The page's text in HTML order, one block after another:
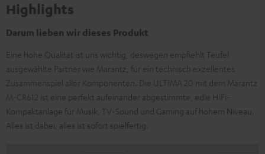
Highlights
Darum lieben wir dieses Produkt
Eine hohe Qualität ist uns wichtig, deswegen empfiehlt Teufel
ausgewählte Partner wie Marantz, für ein technisch exzellentes
Zusammenspiel aller Komponenten. Die ULTIMA 20 mit dem Marantz
M-CR612 ist eine perfekt aufeinander abgestimmte, edle HiFi-
Kompaktanlage für Musik, TV-Sound und Gaming auf hohem Niveau.
Alles ist dabei, alles ist sofort spielfertig.